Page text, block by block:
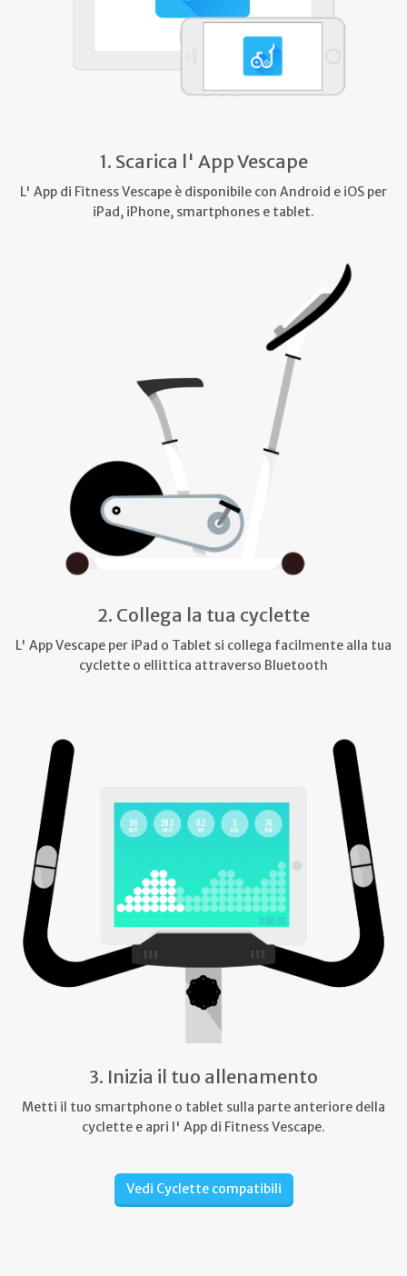
1. Scarica l' App Vescape
L' App di Fitness Vescape è disponibile con Android e iOS per
iPad, iPhone, smartphones e tablet.
2. Collega la tua cyclette
L' App Vescape per iPad o Tablet si collega facilmente alla tua
cyclette o ellittica attraverso Bluetooth
3. Inizia il tuo allenamento
Metti il tuo smartphone o tablet sulla parte anteriore della
cyclette e apri l' App di Fitness Vescape.
Vedi Cyclette compatibili